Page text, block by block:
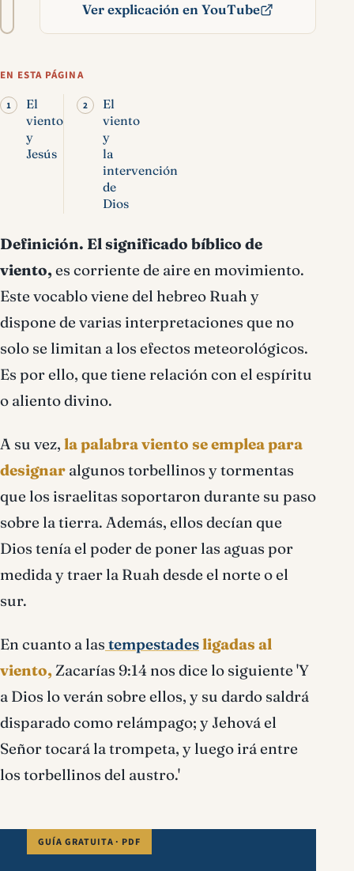
A− A+
Ver explicación en YouTube
EN ESTA PÁGINA
El
viento
y
Jesús
El
viento
y
la
intervención
de
Dios
Definición. El significado bíblico de
viento, es corriente de aire en movimiento.
Este vocablo viene del hebreo Ruah y
dispone de varias interpretaciones que no
solo se limitan a los efectos meteorológicos.
Es por ello, que tiene relación con el espíritu
o aliento divino.
A su vez, la palabra viento se emplea para
designar algunos torbellinos y tormentas
que los israelitas soportaron durante su paso
sobre la tierra. Además, ellos decían que
Dios tenía el poder de poner las aguas por
medida y traer la Ruah desde el norte o el
sur.
En cuanto a las tempestadesligadas al
viento, Zacarías 9:14 nos dice lo siguiente 'Y
a Dios lo verán sobre ellos, y su dardo saldrá
disparado como relámpago; y Jehová el
Señor tocará la trompeta, y luego irá entre
los torbellinos del austro.'
GUÍA GRATUITA · PDF